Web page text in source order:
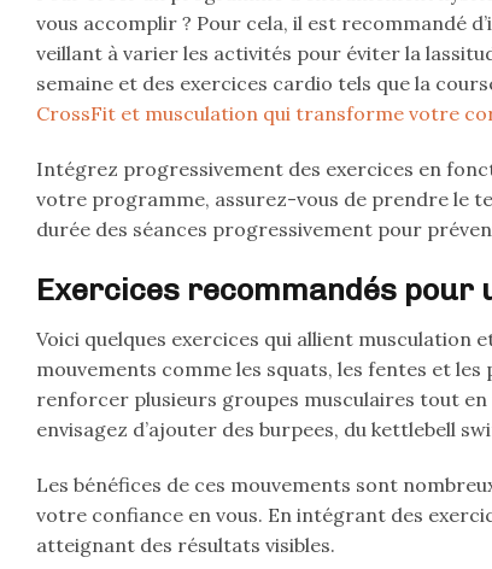
vous accomplir ? Pour cela, il est recommandé
veillant à varier les activités pour éviter la
semaine et des exercices cardio tels que la
CrossFit et musculation qui transforme votre
Intégrez progressivement des exercices en
votre programme, assurez-vous de prendre le
durée des séances progressivement pour
Exercices recommandés pour
Voici quelques exercices qui allient musculation
mouvements comme les squats, les fentes et
renforcer plusieurs groupes musculaires tout
envisagez d’ajouter des burpees, du kettlebell
Les bénéfices de ces mouvements sont
votre confiance en vous. En intégrant des
atteignant des résultats visibles.